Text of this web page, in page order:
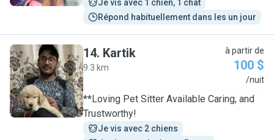
Je vis avec 1 chien, 1 chat
Répond habituellement dans les un jour
K
14. Kartik
9.3 km
à partir de
100 $
/nuit
**Loving Pet Sitter Available Caring, and
Trustworthy!
Je vis avec 2 chiens